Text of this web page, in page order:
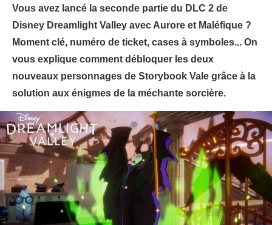
Vous avez lancé la seconde partie du DLC 2 de
Disney Dreamlight Valley avec Aurore et Maléfique ?
Moment clé, numéro de ticket, cases à symboles... On
vous explique comment débloquer les deux
nouveaux personnages de Storybook Vale grâce à la
solution aux énigmes de la méchante sorcière.